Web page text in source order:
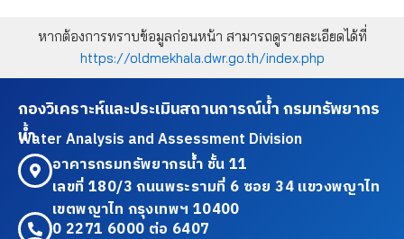
หากต้องการทราบข้อมูลก่อนหน้า สามารถดูรายละเอียดได้ที่
https://oldmekhala.dwr.go.th/index.php
กองวิเคราะห์และประเมินสถานการณ์น้ำ กรมทรัพยากร
น้ำ
Water Analysis and Assessment Division
อาคารกรมทรัพยากรน้ำ ชั้น 11
เลขที่ 180/3 ถนนพระรามที่ 6 ซอย 34 แขวงพญาไท
เขตพญาไท กรุงเทพฯ 10400
0 2271 6000 ต่อ 6407